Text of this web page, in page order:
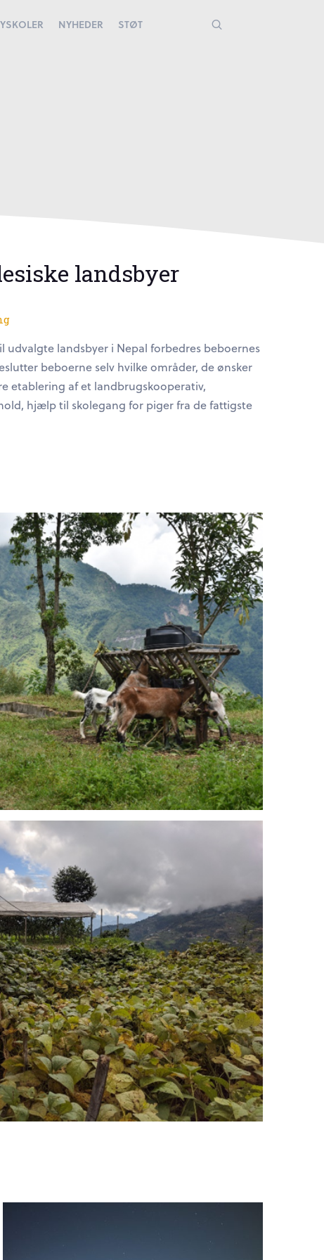
NYHEDER STØT
landsbyer
udvalgte landsbyer i Nepal forbedres beboernes
beboerne selv hvilke områder, de ønsker
etablering af et landbrugskooperativ,
hjælp til skolegang for piger fra de fattigste